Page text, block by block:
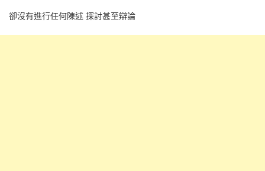
卻沒有進行任何陳述 探討甚至辯論